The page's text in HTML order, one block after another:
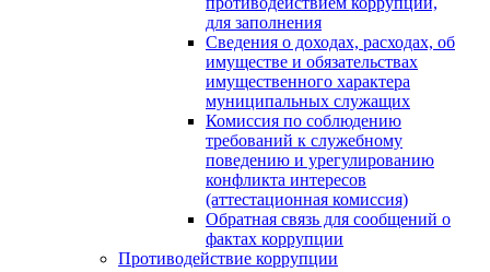
для заполнения
Сведения о доходах, расходах, об
имуществе и обязательствах
имущественного характера
муниципальных служащих
Комиссия по соблюдению
требований к служебному
поведению и урегулированию
конфликта интересов
(аттестационная комиссия)
Обратная связь для сообщений о
фактах коррупции
Противодействие коррупции